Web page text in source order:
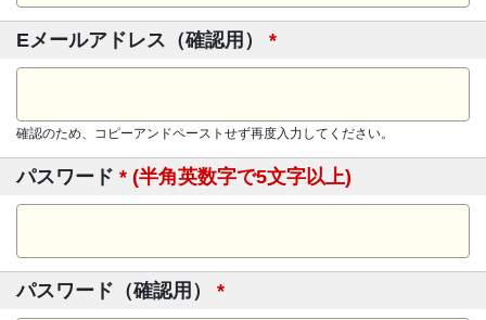
Eメールアドレス（確認用） *
確認のため、コピーアンドペーストせず再度入力してください。
パスワード * (半角英数字で5文字以上)
パスワード（確認用） *